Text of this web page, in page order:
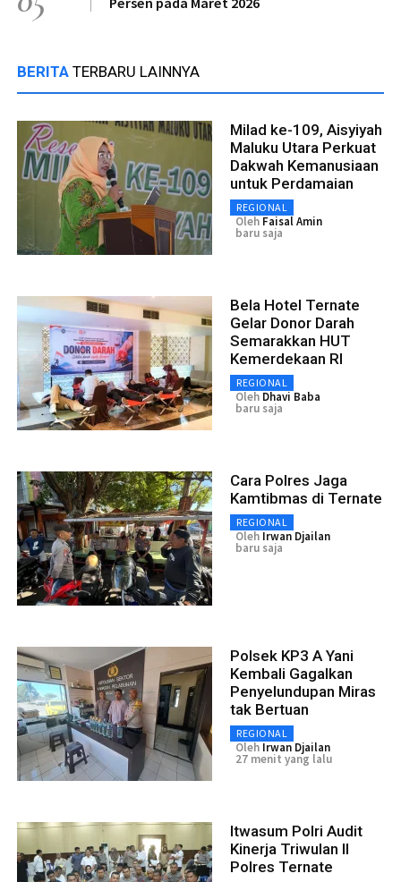
BERITA TERBARU LAINNYA
Milad ke-109, Aisyiyah
Maluku Utara Perkuat
Dakwah Kemanusiaan
untuk Perdamaian
REGIONAL
Oleh Faisal Amin
baru saja
Bela Hotel Ternate
Gelar Donor Darah
Semarakkan HUT
Kemerdekaan RI
REGIONAL
Oleh Dhavi Baba
baru saja
Cara Polres Jaga
Kamtibmas di Ternate
REGIONAL
Oleh Irwan Djailan
baru saja
Polsek KP3 A Yani
Kembali Gagalkan
Penyelundupan Miras
tak Bertuan
REGIONAL
Oleh Irwan Djailan
27 menit yang lalu
Itwasum Polri Audit
Kinerja Triwulan II
Polres Ternate